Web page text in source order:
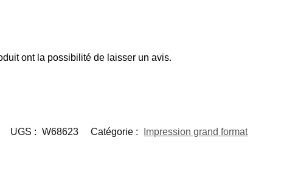
ont la possibilité de laisser un avis.
UGS : W68623 Catégorie : Impression grand format